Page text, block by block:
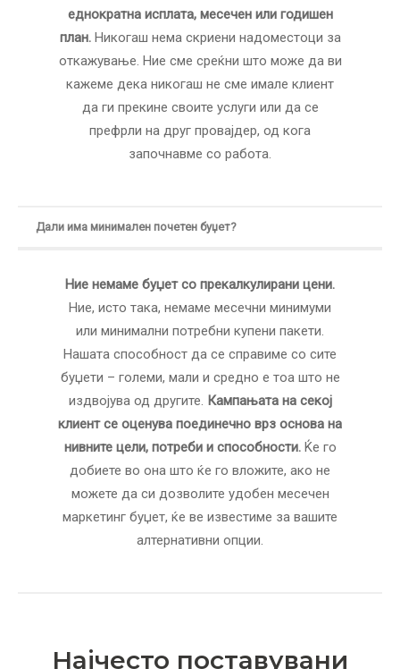
еднократна исплата, месечен или годишен
план.Никогаш нема скриени надоместоци за
откажување. Ние сме среќни што може да ви
кажеме дека никогаш не сме имале клиент
да ги прекине своите услуги или да се
префрли на друг провајдер, од кога
започнавме со работа.
Дали има минимален почетен буџет?
Ние немаме буџет со прекалкулирани цени.
Ние, исто така, немаме месечни минимуми
или минимални потребни купени пакети.
Нашата способност да се справиме со сите
буџети – големи, мали и средно е тоа што не
издвојува од другите. Кампањата на секој
клиент се оценува поединечно врз основа на
нивните цели, потреби и способности.Ќе го
добиете во она што ќе го вложите, ако не
можете да си дозволите удобен месечен
маркетинг буџет, ќе ве известиме за вашите
алтернативни опции.
Најчесто поставувани